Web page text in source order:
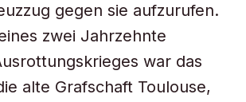
gegen sie aufzurufen.
zwei Jahrzehnte
war das
alte Grafschaft Toulouse,